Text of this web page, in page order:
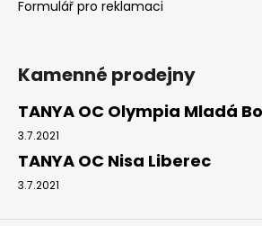
Formulář pro reklamaci
Kamenné prodejny
TANYA OC Olympia Mladá
3.7.2021
TANYA OC Nisa Liberec
3.7.2021